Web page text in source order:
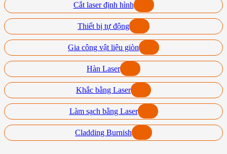
Cắt laser định hình
Thiết bị tự động
Gia công vật liệu giòn
Hàn Laser
Khắc bằng Laser
Làm sạch bằng Laser
Cladding Burnish